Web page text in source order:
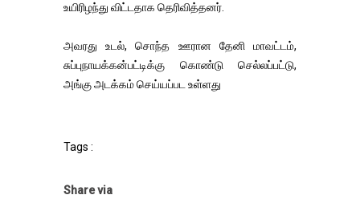
உயிரிழந்து விட்டதாக தெரிவித்தனர்.
அவரது உடல், சொந்த ஊரான தேனி மாவட்டம்,
சுப்புநாயக்கன்பட்டிக்கு கொண்டு செல்லப்பட்டு,
அங்கு அடக்கம் செய்யப்பட உள்ளது
Tags :
Share via